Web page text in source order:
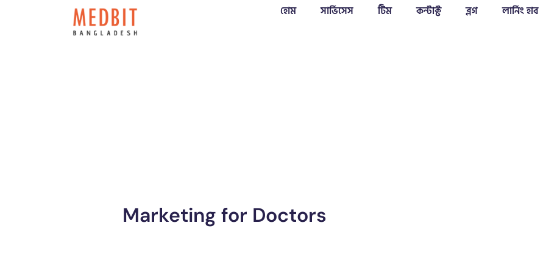
হোম সার্ভিসেস টিম কন্টাক্ট ব্লগ
লার্নিং হাব
Marketing for Doctors